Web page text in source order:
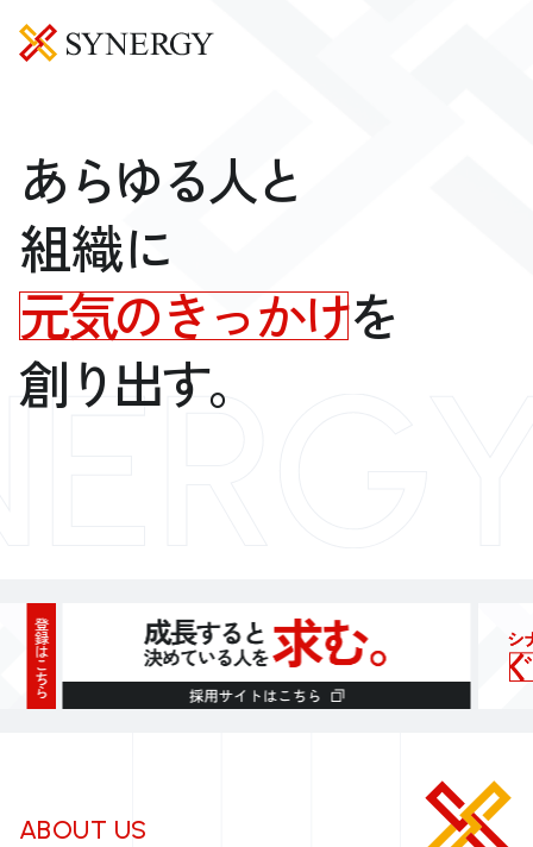
あらゆる人と
組織に
元気のきっかけを
創り出す。
ABOUT US